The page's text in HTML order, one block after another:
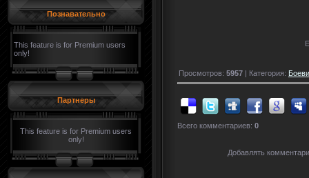
Познавательно
This feature is for Premium users
only!
Партнеры
This feature is for Premium users
only!
Просмотров: 5957 | Категория:
Всего комментариев: 0
Добавлять